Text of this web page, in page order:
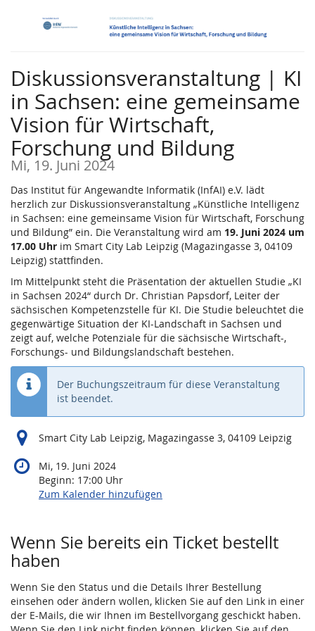
Diskussionsveranstaltung | KI
in Sachsen: eine gemeinsame
Vision für Wirtschaft,
Forschung und Bildung
Mi, 19. Juni 2024
Das Institut für Angewandte Informatik (InfAI) e.V. lädt
herzlich zur Diskussionsveranstaltung „Künstliche Intelligenz
in Sachsen: eine gemeinsame Vision für Wirtschaft, Forschung
und Bildung” ein. Die Veranstaltung wird am 19. Juni 2024 um
17.00 Uhr im Smart City Lab Leipzig (Magazingasse 3, 04109
Leipzig) stattfinden.
Im Mittelpunkt steht die Präsentation der aktuellen Studie „KI
in Sachsen 2024“ durch Dr. Christian Papsdorf, Leiter der
sächsischen Kompetenzstelle für KI. Die Studie beleuchtet die
gegenwärtige Situation der KI-Landschaft in Sachsen und
zeigt auf, welche Potenziale für die sächsische Wirtschaft-,
Forschungs- und Bildungslandschaft bestehen.
Der Buchungszeitraum für diese Veranstaltung
ist beendet.
Smart City Lab Leipzig, Magazingasse 3, 04109 Leipzig
Mi, 19. Juni 2024
Beginn: 17:00 Uhr
Zum Kalender hinzufügen
Wenn Sie bereits ein Ticket bestellt
haben
Wenn Sie den Status und die Details Ihrer Bestellung
einsehen oder ändern wollen, klicken Sie auf den Link in einer
der E-Mails, die wir Ihnen im Bestellvorgang geschickt haben.